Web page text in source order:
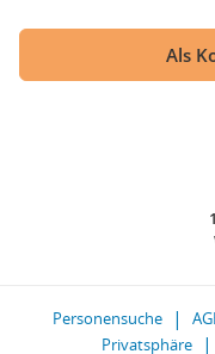
Als
Personensuche
Privatsphäre